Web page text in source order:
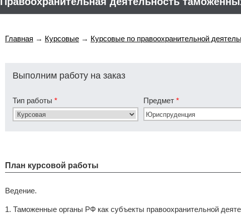
Главная → Курсовые → Курсовые по правоохранительной
Выполним работу на заказ
Тип работы * Предмет *
План курсовой работы
Ведение.
1. Таможенные органы РФ как субъекты правоохранительной